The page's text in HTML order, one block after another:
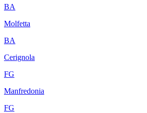
BA
Molfetta
BA
Cerignola
FG
Manfredonia
FG